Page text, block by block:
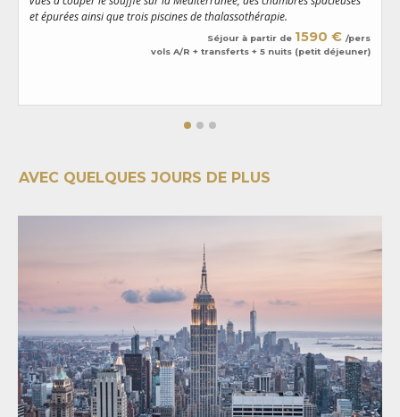
et épurées ainsi que trois piscines de thalassothérapie.
Séjour à partir de 1590 € /pers
vols A/R + transferts + 5 nuits (petit déjeuner)
AVEC QUELQUES JOURS DE PLUS